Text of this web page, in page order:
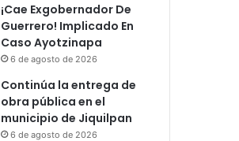
¡Cae Exgobernador De
Guerrero! Implicado En
Caso Ayotzinapa
6 de agosto de 2026
Continúa la entrega de
obra pública en el
municipio de Jiquilpan
6 de agosto de 2026